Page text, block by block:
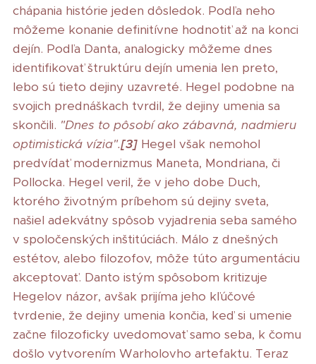
chápania histórie jeden dôsledok. Podľa neho
môžeme konanie definitívne hodnotiť až na konci
dejín. Podľa Danta, analogicky môžeme dnes
identifikovať štruktúru dejín umenia len preto,
lebo sú tieto dejiny uzavreté. Hegel podobne na
svojich prednáškach tvrdil, že dejiny umenia sa
skončili. "Dnes to pôsobí ako zábavná, nadmieru
optimistická vízia".[3] Hegel však nemohol
predvídať modernizmus Maneta, Mondriana, či
Pollocka. Hegel veril, že v jeho dobe Duch,
ktorého životným príbehom sú dejiny sveta,
našiel adekvátny spôsob vyjadrenia seba samého
v spoločenských inštitúciách. Málo z dnešných
estétov, alebo filozofov, môže túto argumentáciu
akceptovať. Danto istým spôsobom kritizuje
Hegelov názor, avšak prijíma jeho kľúčové
tvrdenie, že dejiny umenia končia, keď si umenie
začne filozoficky uvedomovať samo seba, k čomu
došlo vytvorením Warholovho artefaktu. Teraz